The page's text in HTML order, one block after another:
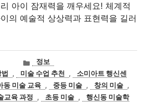
아이 잠재력을 깨우세요! 체계적
의 예술적 상상력과 표현력을 길러
카
테
고
리
정보
, 미술 수업 추천 ,
소미아트 행신센
동 미술 교육 , 중등 미술 , 창의 미술 ,
교육 과정
, 초등 미술 ,
행신동 미술학